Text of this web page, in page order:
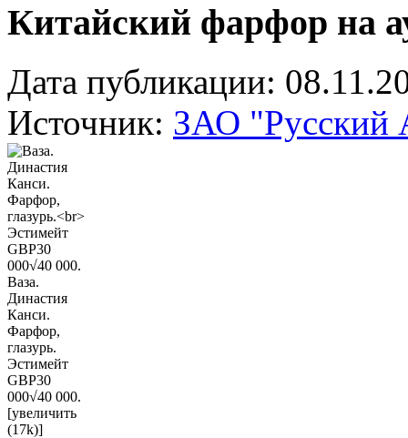
Китайский фарфор на
Дата публикации:
Источник: ЗАО "Русский
Ваза.
Династия
Канси.
Фарфор,
глазурь.
Эстимейт
GBP30
000√40 000.
[увеличить
(17k)]